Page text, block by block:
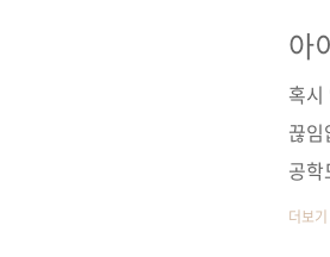
허깅
출..
아
혹
끊
공
꿈꿨
더보기